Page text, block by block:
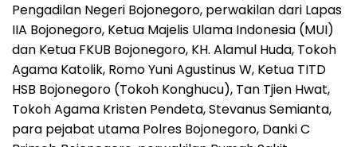
Pengadilan Negeri Bojonegoro, perwakilan dari Lapas
IIA Bojonegoro, Ketua Majelis Ulama Indonesia (MUI)
dan Ketua FKUB Bojonegoro, KH. Alamul Huda, Tokoh
Agama Katolik, Romo Yuni Agustinus W, Ketua TITD
HSB Bojonegoro (Tokoh Konghucu), Tan Tjien Hwat,
Tokoh Agama Kristen Pendeta, Stevanus Semianta,
para pejabat utama Polres Bojonegoro, Danki C